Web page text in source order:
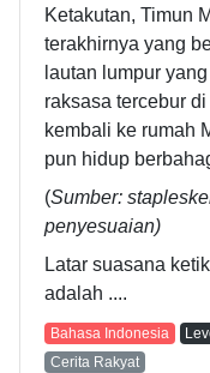
Ketakutan, Timun
terakhirnya yang
lautan lumpur
raksasa tercebur
kembali ke rumah
pun hidup
(Sumber:
penyesuaian)
Latar suasana
adalah ....
Bahasa Indonesia
Cerita Rakyat